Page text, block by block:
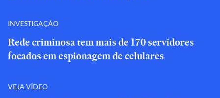
INVESTIGAÇÃO
Rede criminosa tem mais de 170 servidores
focados em espionagem de celulares
VEJA VÍDEO